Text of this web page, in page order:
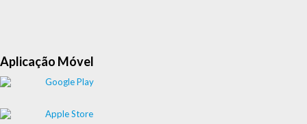
Aplicação Móvel